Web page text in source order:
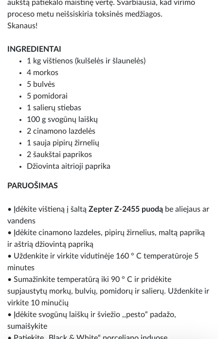
aukštą patiekalo maistinę vertę. Svarbiausia, kad virimo
proceso metu neišsiskiria toksinės medžiagos.
Skanaus!
INGREDIENTAI
1 kg vištienos (kulšelės ir šlaunelės)
4 morkos
5 bulvės
5 pomidorai
1 salierų stiebas
100 g svogūnų laiškų
2 cinamono lazdelės
1 sauja pipirų žirnelių
2 šaukštai paprikos
Džiovinta aitrioji paprika
PARUOŠIMAS
• Įdėkite vištieną į šaltą Zepter Z-2455 puodą be aliejaus ar
vandens
• Įdėkite cinamono lazdeles, pipirų žirnelius, maltą papriką
ir aštrią džiovintą papriką
• Uždenkite ir virkite vidutinėje 160 ° C temperatūroje 5
minutes
• Sumažinkite temperatūrą iki 90 ° C ir pridėkite
supjaustytų morkų, bulvių, pomidorų ir salierų. Uždenkite ir
virkite 10 minučių
• Įdėkite svogūnų laiškų ir šviežio ,,pesto“ padažo,
sumaišykite